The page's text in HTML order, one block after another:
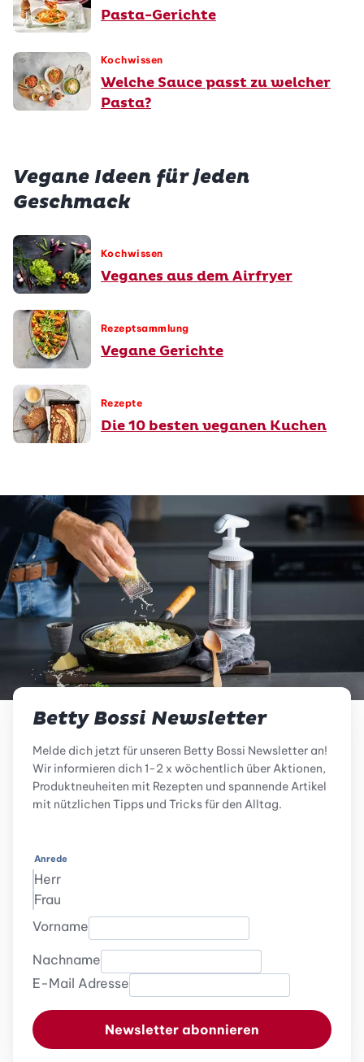
Pasta-Gerichte
Kochwissen
Welche Sauce passt zu welcher
Pasta?
Vegane Ideen für jeden
Geschmack
Kochwissen
Veganes aus dem Airfryer
Rezeptsammlung
Vegane Gerichte
Rezepte
Die 10 besten veganen Kuchen
Betty Bossi Newsletter
Melde dich jetzt für unseren Betty Bossi Newsletter an!
Wir informieren dich 1-2 x wöchentlich über Aktionen,
Produktneuheiten mit Rezepten und spannende Artikel
mit nützlichen Tipps und Tricks für den Alltag.
Anrede
Herr
Frau
Vorname
Nachname
E-Mail Adresse
Newsletter abonnieren